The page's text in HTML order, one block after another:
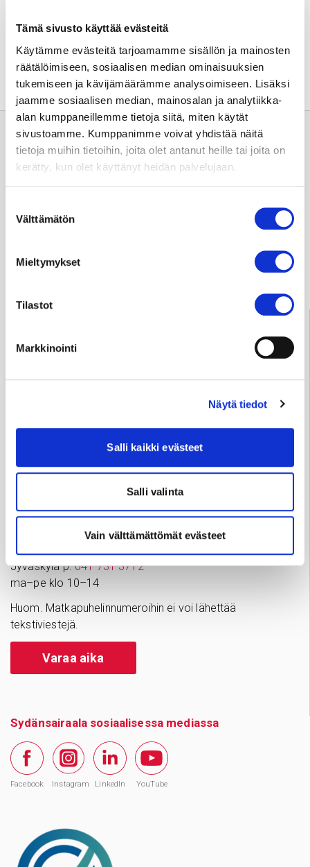
Tämä sivusto käyttää evästeitä
Käytämme evästeitä tarjoamamme sisällön ja mainosten
räätälöimiseen, sosiaalisen median ominaisuuksien
tukemiseen ja kävijämäärämme analysoimiseen. Lisäksi
jaamme sosiaalisen median, mainosalan ja analytiikka-
alan kumppaneillemme tietoja siitä, miten käytät
sivustoamme. Kumppanimme voivat yhdistää näitä
tietoja muihin tietoihin, joita olet antanut heille tai joita on
kerätty, kun olet käyttänyt heidän palvelujaan.
valinta
Välttämätön
Mieltymykset
Tilastot
Markkinointi
Näytä tiedot
Salli kaikki evästeet
Salli valinta
Vain välttämättömät evästeet
Jaa sivu:
Usein kysyttyä
Anna palautetta
Tampere03 311 64145
info@sydansairaala.fi
Jos haluat perua ajan tai sinulla on kysyttävää hoitoosi
Tampere p.050 573 6875
ma–pe klo 9–13)
Jyväskylä p.041 731 3712
ma–pe klo 10–14
Huom. Matkapuhelinnumeroihin ei voi lähettää
tekstiviestejä.
Varaa aika
Sydänsairaala sosiaalisessa mediassa
Facebook Instagram LinkedIn YouTube